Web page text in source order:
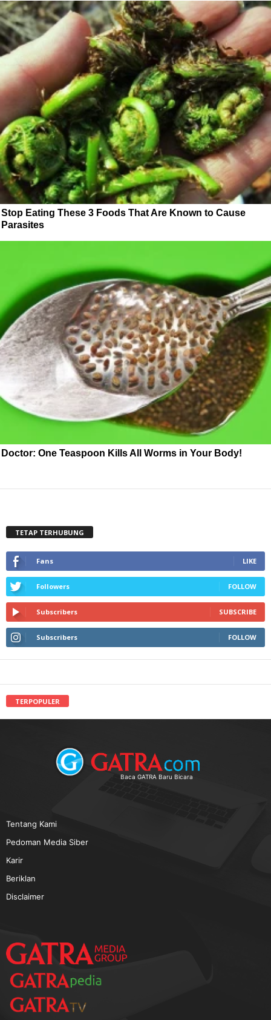
Stop Eating These 3 Foods That Are Known to Cause
Parasites
Doctor: One Teaspoon Kills All Worms in Your Body!
TETAP TERHUBUNG
Fans LIKE
Followers FOLLOW
Subscribers SUBSCRIBE
Subscribers FOLLOW
TERPOPULER